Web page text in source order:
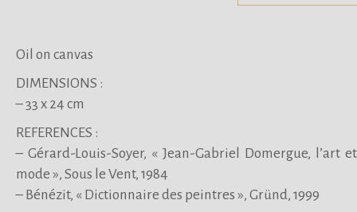
Oil on canvas
DIMENSIONS :
– 33 x 24 cm
REFERENCES :
– Gérard-Louis-Soyer, « Jean-Gabriel Domergue, l’art
mode », Sous le Vent, 1984
– Bénézit, « Dictionnaire des peintres », Gründ, 1999